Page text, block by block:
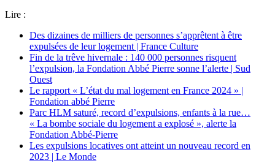
Lire :
Des dizaines de milliers de personnes s’apprêtent à être
expulsées de leur logement | France Culture
Fin de la trêve hivernale : 140 000 personnes risquent
l’expulsion, la Fondation Abbé Pierre sonne l’alerte | Sud
Ouest
Le rapport « L’état du mal logement en France 2024 » |
Fondation abbé Pierre
Parc HLM saturé, record d’expulsions, enfants à la rue…
« La bombe sociale du logement a explosé », alerte la
Fondation Abbé-Pierre
Les expulsions locatives ont atteint un nouveau record en
2023 | Le Monde